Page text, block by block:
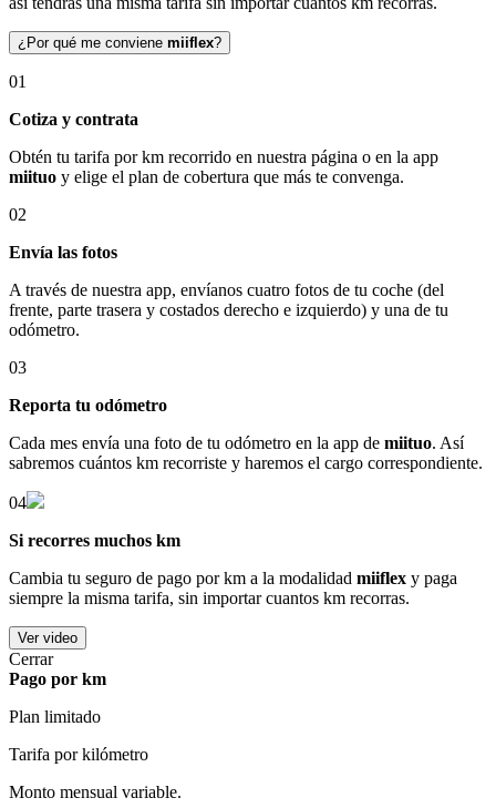
¿Por qué me conviene miiflex?
01
Cotiza y contrata
Obtén tu tarifa por km recorrido en nuestra página o en la app
miituo y elige el plan de cobertura que más te convenga.
02
Envía las fotos
A través de nuestra app, envíanos cuatro fotos de tu coche (del
frente, parte trasera y costados derecho e izquierdo) y una de tu
odómetro.
03
Reporta tu odómetro
Cada mes envía una foto de tu odómetro en la app de miituo. Así
sabremos cuántos km recorriste y haremos el cargo correspondiente.
04
Si recorres muchos km
Cambia tu seguro de pago por km a la modalidad miiflex y paga
siempre la misma tarifa, sin importar cuantos km recorras.
Ver video
Cerrar
Pago por km
Plan limitado
Tarifa por kilómetro
Monto mensual variable.